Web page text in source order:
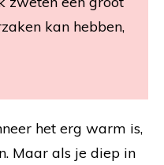
kan hebben,
het erg warm is,
Maar als je diep in